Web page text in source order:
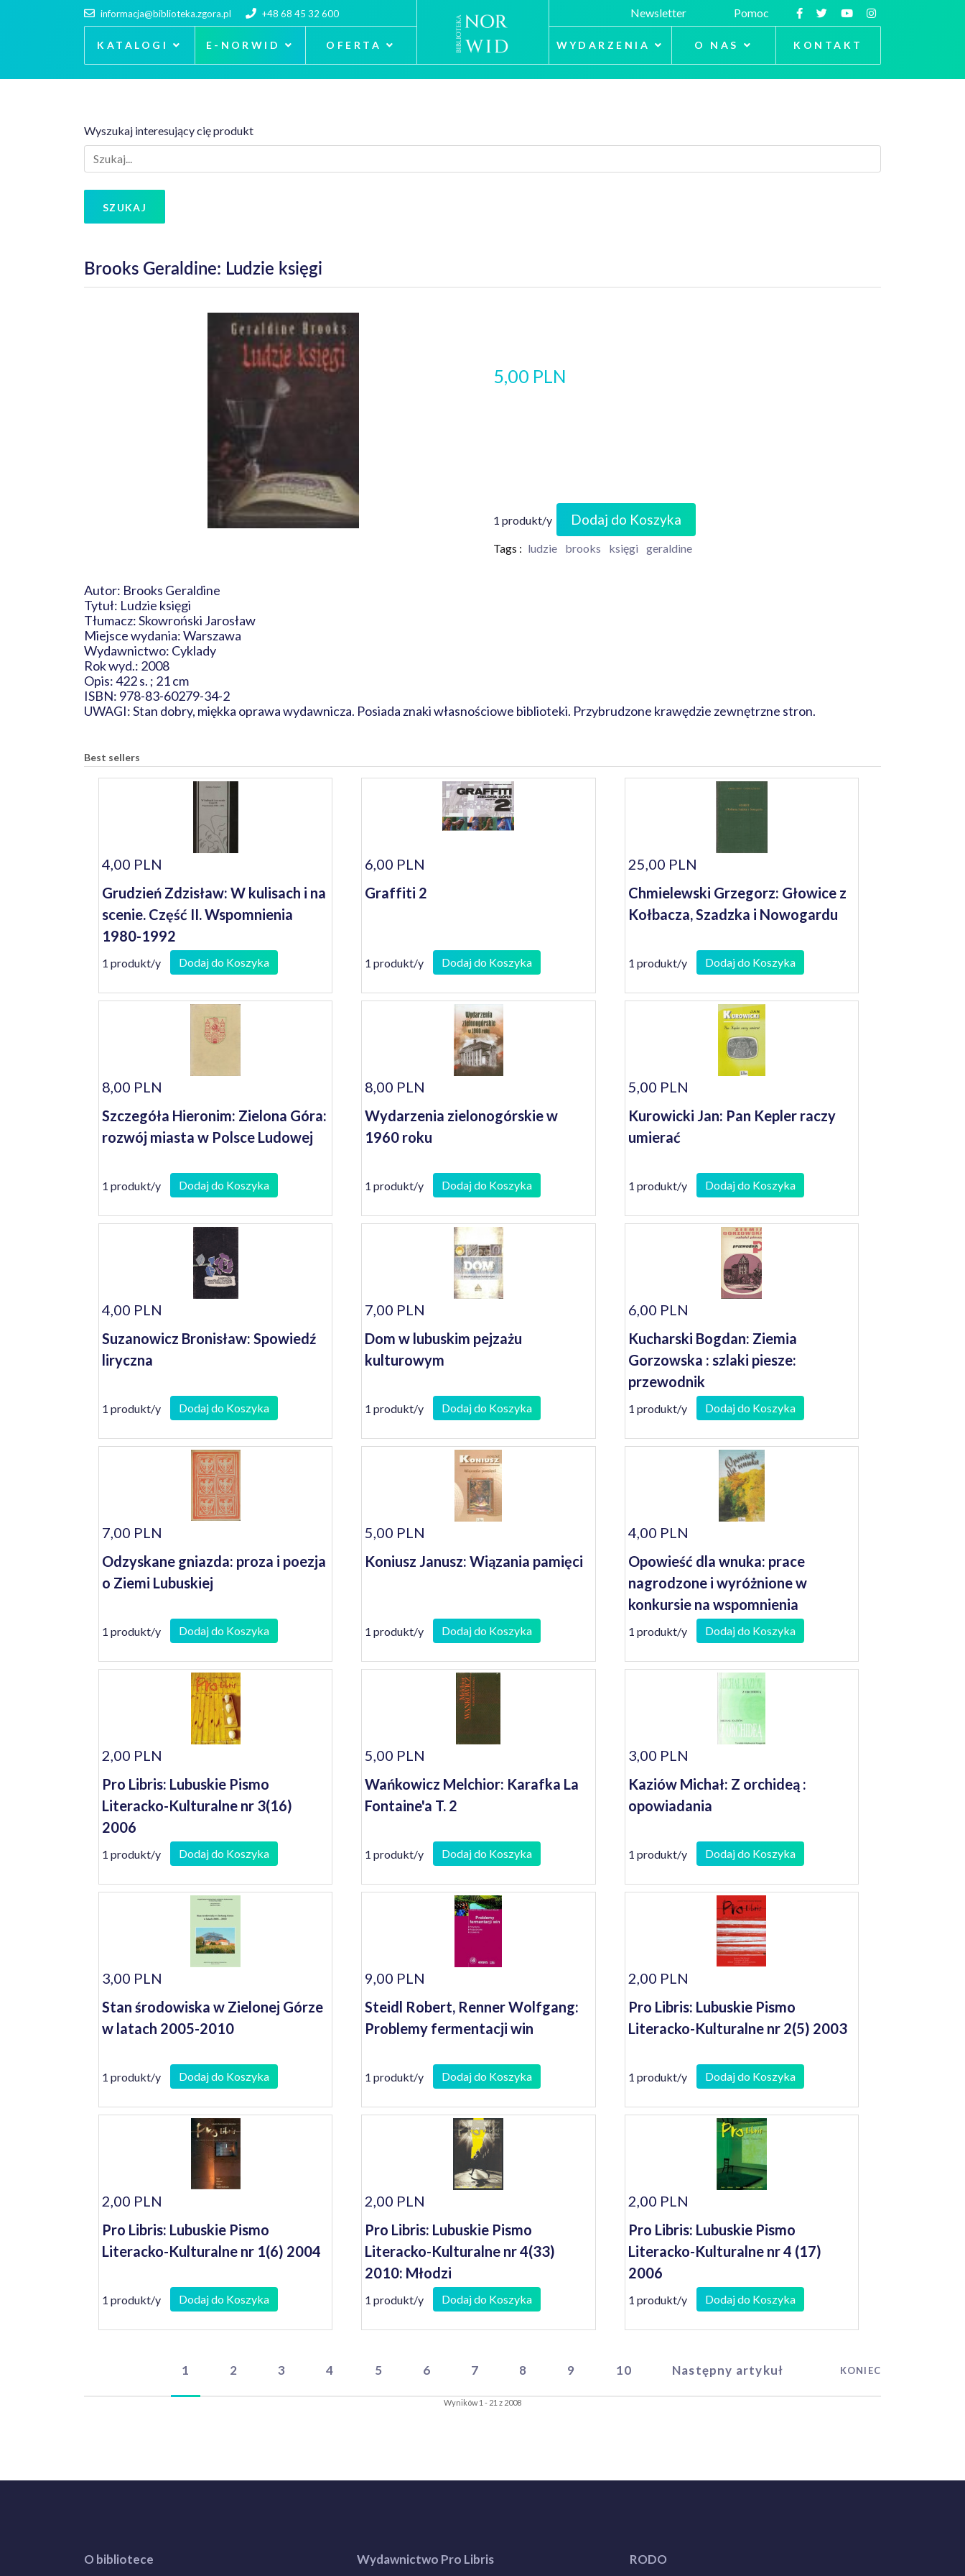
informacja@biblioteka.zgora.pl +48 68 45 32 600
KATALOGI E-NORWID OFERTA
Newsletter Pomoc
WYDARZENIA O NAS KONTAKT
Wyszukaj interesujący cię produkt
SZUKAJ
Brooks Geraldine: Ludzie księgi
5,00 PLN
1 produkt/y Dodaj do Koszyka
Tags : ludzie brooks księgi geraldine
Autor: Brooks Geraldine
Tytuł: Ludzie księgi
Tłumacz: Skowroński Jarosław
Miejsce wydania: Warszawa
Wydawnictwo: Cyklady
Rok wyd.: 2008
Opis: 422 s. ; 21 cm
ISBN: 978-83-60279-34-2
UWAGI: Stan dobry, miękka oprawa wydawnicza. Posiada znaki własnościowe biblioteki. Przybrudzone krawędzie zewnętrzne stron.
Best sellers
4,00 PLN
Grudzień Zdzisław: W kulisach i na
scenie. Część II. Wspomnienia
1980-1992
1 produkt/y Dodaj do Koszyka
6,00 PLN
Graffiti 2
1 produkt/y Dodaj do Koszyka
25,00 PLN
Chmielewski Grzegorz: Głowice z
Kołbacza, Szadzka i Nowogardu
1 produkt/y Dodaj do Koszyka
8,00 PLN
Szczegóła Hieronim: Zielona Góra:
rozwój miasta w Polsce Ludowej
1 produkt/y Dodaj do Koszyka
8,00 PLN
Wydarzenia zielonogórskie w
1960 roku
1 produkt/y Dodaj do Koszyka
5,00 PLN
Kurowicki Jan: Pan Kepler raczy
umierać
1 produkt/y Dodaj do Koszyka
4,00 PLN
Suzanowicz Bronisław: Spowiedź
liryczna
1 produkt/y Dodaj do Koszyka
7,00 PLN
Dom w lubuskim pejzażu
kulturowym
1 produkt/y Dodaj do Koszyka
6,00 PLN
Kucharski Bogdan: Ziemia
Gorzowska : szlaki piesze:
przewodnik
1 produkt/y Dodaj do Koszyka
7,00 PLN
Odzyskane gniazda: proza i poezja
o Ziemi Lubuskiej
1 produkt/y Dodaj do Koszyka
5,00 PLN
Koniusz Janusz: Wiązania pamięci
1 produkt/y Dodaj do Koszyka
4,00 PLN
Opowieść dla wnuka: prace
nagrodzone i wyróżnione w
konkursie na wspomnienia
seniorów
1 produkt/y Dodaj do Koszyka
2,00 PLN
Pro Libris: Lubuskie Pismo
Literacko-Kulturalne nr 3(16)
2006
1 produkt/y Dodaj do Koszyka
5,00 PLN
Wańkowicz Melchior: Karafka La
Fontaine'a T. 2
1 produkt/y Dodaj do Koszyka
3,00 PLN
Kaziów Michał: Z orchideą :
opowiadania
1 produkt/y Dodaj do Koszyka
3,00 PLN
Stan środowiska w Zielonej Górze
w latach 2005-2010
1 produkt/y Dodaj do Koszyka
9,00 PLN
Steidl Robert, Renner Wolfgang:
Problemy fermentacji win
1 produkt/y Dodaj do Koszyka
2,00 PLN
Pro Libris: Lubuskie Pismo
Literacko-Kulturalne nr 2(5) 2003
1 produkt/y Dodaj do Koszyka
2,00 PLN
Pro Libris: Lubuskie Pismo
Literacko-Kulturalne nr 1(6) 2004
1 produkt/y Dodaj do Koszyka
2,00 PLN
Pro Libris: Lubuskie Pismo
Literacko-Kulturalne nr 4(33)
2010: Młodzi
1 produkt/y Dodaj do Koszyka
2,00 PLN
Pro Libris: Lubuskie Pismo
Literacko-Kulturalne nr 4 (17)
2006
1 produkt/y Dodaj do Koszyka
1 2 3 4 5 6 7 8 9 10 Następny artykuł KONIEC
Wyników 1 - 21 z 2008
O bibliotece Wydawnictwo Pro Libris RODO